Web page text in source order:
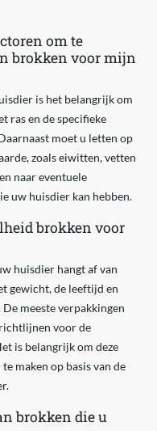
om te
brokken voor mijn
is het belangrijk om
ras en de specifieke
moet u letten op
zoals eiwitten, vetten
naar eventuele
uw huisdier kan hebben.
brokken voor
huisdier hangt af van
gewicht, de leeftijd en
meeste verpakkingen
voor de
is belangrijk om deze
maken op basis van de
brokken die u